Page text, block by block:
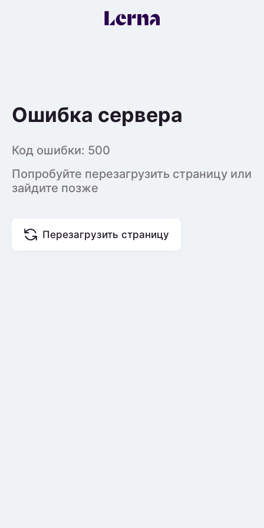
Ошибка сервера
Код ошибки: 500
Попробуйте перезагрузить страницу или
зайдите позже
Перезагрузить страницу